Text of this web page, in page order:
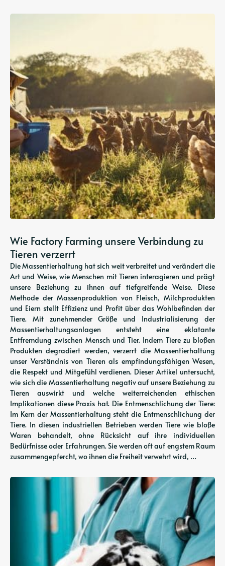
Wie Factory Farming unsere Verbindung zu
Tieren verzerrt
Die Massentierhaltung hat sich weit verbreitet und verändert die
Art und Weise, wie Menschen mit Tieren interagieren und prägt
unsere Beziehung zu ihnen auf tiefgreifende Weise. Diese
Methode der Massenproduktion von Fleisch, Milchprodukten
und Eiern stellt Effizienz und Profit über das Wohlbefinden der
Tiere. Mit zunehmender Größe und Industrialisierung der
Massentierhaltungsanlagen entsteht eine eklatante
Entfremdung zwischen Mensch und Tier. Indem Tiere zu bloßen
Produkten degradiert werden, verzerrt die Massentierhaltung
unser Verständnis von Tieren als empfindungsfähigen Wesen,
die Respekt und Mitgefühl verdienen. Dieser Artikel untersucht,
wie sich die Massentierhaltung negativ auf unsere Beziehung zu
Tieren auswirkt und welche weiterreichenden ethischen
Implikationen diese Praxis hat. Die Entmenschlichung der Tiere:
Im Kern der Massentierhaltung steht die Entmenschlichung der
Tiere. In diesen industriellen Betrieben werden Tiere wie bloße
Waren behandelt, ohne Rücksicht auf ihre individuellen
Bedürfnisse oder Erfahrungen. Sie werden oft auf engstem Raum
zusammengepfercht, wo ihnen die Freiheit verwehrt wird, …